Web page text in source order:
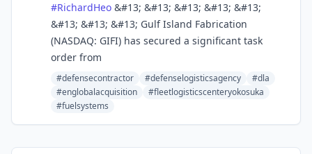
#RichardHeo &#13; &#13; &#13; &#13; &#13;
&#13; &#13; &#13; Gulf Island Fabrication
(NASDAQ: GIFI) has secured a significant task
order from
#defensecontractor #defenselogisticsagency
#dla
#englobalacquisition
#fleetlogisticscenteryokosuka
#fuelsystems